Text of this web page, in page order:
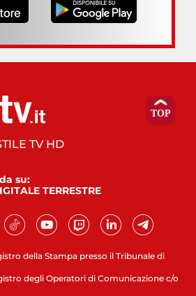
della Stampa presso il Tribunale di
degli Operatori di Comunicazione c/o
TV HD
su:
TERRESTRE